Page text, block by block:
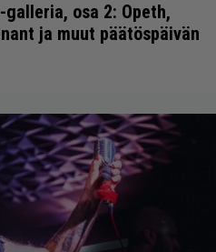
osa 2: Opeth,
ja muut päätöspäivän